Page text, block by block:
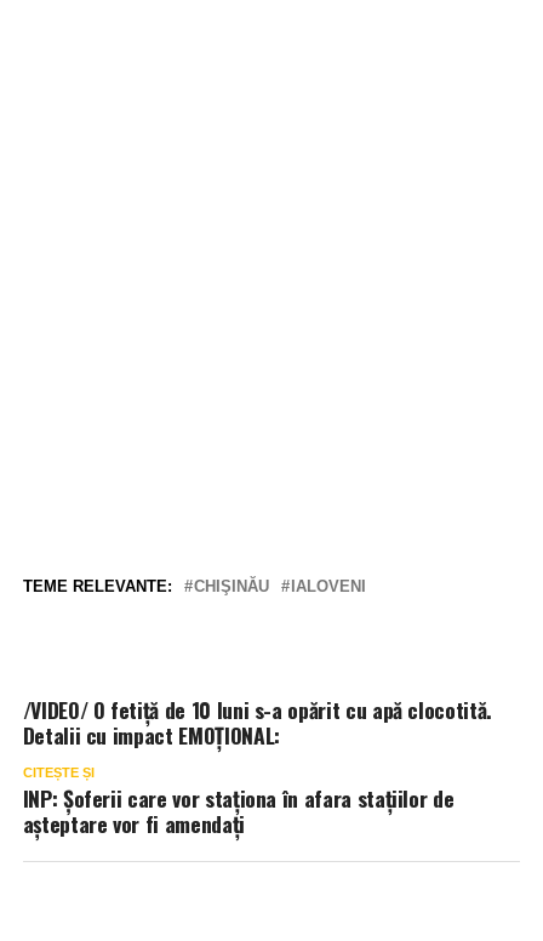
TEME RELEVANTE: CHIŞINĂU IALOVENI
/VIDEO/ O fetiță de 10 luni s-a opărit cu apă clocotită.
Detalii cu impact EMOȚIONAL:
CITEȘTE ȘI
INP: Șoferii care vor staționa în afara stațiilor de
așteptare vor fi amendați